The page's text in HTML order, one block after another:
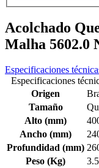
Acolchado
Malha 5602.0
Especificaciones
Especificaciones
Origen
Tamaño
Alto (mm)
Ancho (mm)
Profundidad (mm)
Peso (Kg)
3.5